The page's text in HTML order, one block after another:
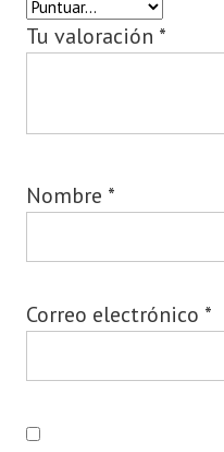
Tu valoración *
Nombre *
Correo electrónico *